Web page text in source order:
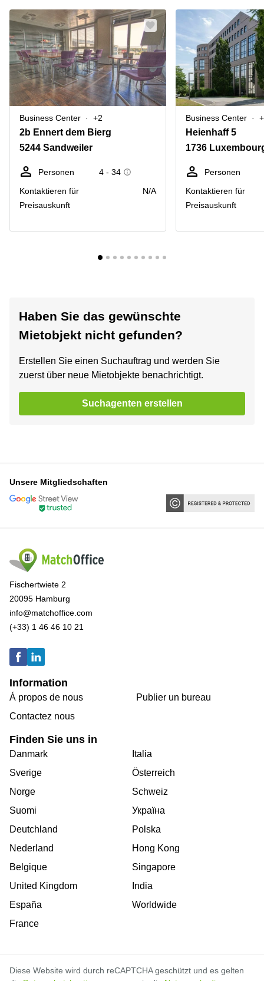
Business Center +2
2b Ennert dem Bierg
5244 Sandweiler
Personen
4 - 34
Kontaktieren für
Preisauskunft
N/A
Business Center
Heienhaff 5
1736
Personen
Kontaktieren für
Preisauskunft
Haben Sie das gewünschte
Mietobjekt nicht gefunden?
Erstellen Sie einen Suchauftrag und werden Sie
zuerst über neue Mietobjekte benachrichtigt.
Suchagenten erstellen
Unsere Mitgliedschaften
Fischertwiete 2
20095 Hamburg
info@matchoffice.com
(+33) 1 46 46 10 21
Information
Á propos de nous
Contactez nous
Publier un bureau
Finden Sie uns in
Danmark
Sverige
Norge
Suomi
Deutchland
Nederland
Belgique
United Kingdom
España
France
Italia
Österreich
Schweiz
Україна
Polska
Hong Kong
Singapore
India
Worldwide
Diese Website wird durch reCAPTCHA geschützt und es gelten